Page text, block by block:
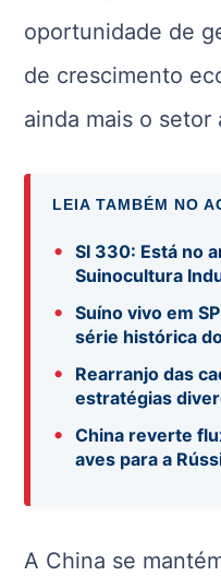
oportunidade de
de crescimento
ainda mais o setor
LEIA TAMBÉM NO
•
SI 330: Está no
Suinocultura
•
Suíno vivo em
série histórica
•
Rearranjo das
estratégias
•
China reverte
aves para a
A China se